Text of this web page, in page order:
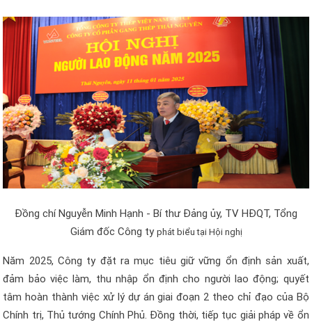
Đồng chí Nguyễn Minh Hạnh - Bí thư Đảng ủy, TV HĐQT, Tổng
Giám đốc Công ty phát biểu tại Hội nghị
Năm 2025, Công ty đặt ra mục tiêu giữ vững ổn định sản xuất,
đảm bảo việc làm, thu nhập ổn định cho người lao động; quyết
tâm hoàn thành việc xử lý dự án giai đoạn 2 theo chỉ đạo của Bộ
Chính trị, Thủ tướng Chính Phủ. Đồng thời, tiếp tục giải pháp về ổn